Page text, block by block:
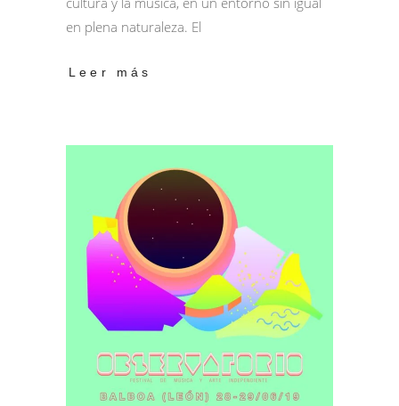
en plena naturaleza. El
Leer más